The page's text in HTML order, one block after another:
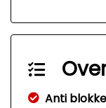
Anti